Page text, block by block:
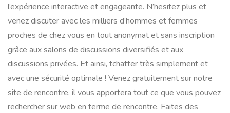
l’expérience interactive et engageante. N’hesitez plus et
venez discuter avec les milliers d’hommes et femmes
proches de chez vous en tout anonymat et sans inscription
grâce aux salons de discussions diversifiés et aux
discussions privées. Et ainsi, tchatter très simplement et
avec une sécurité optimale ! Venez gratuitement sur notre
site de rencontre, il vous apportera tout ce que vous pouvez
rechercher sur web en terme de rencontre. Faites des